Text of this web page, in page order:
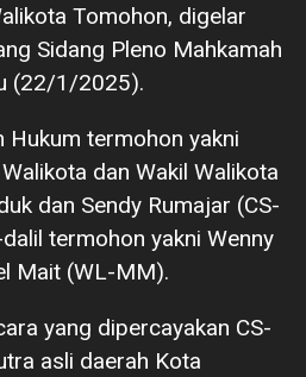
Tomohon, digelar
Sidang Pleno Mahkamah
(22/1/2025).
Hukum termohon yakni
dan Wakil Walikota
dan Sendy Rumajar (CS-
termohon yakni Wenny
Mait (WL-MM).
yang dipercayakan CS-
asli daerah Kota